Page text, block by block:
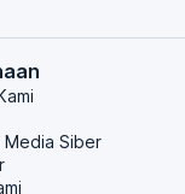
Media Siber